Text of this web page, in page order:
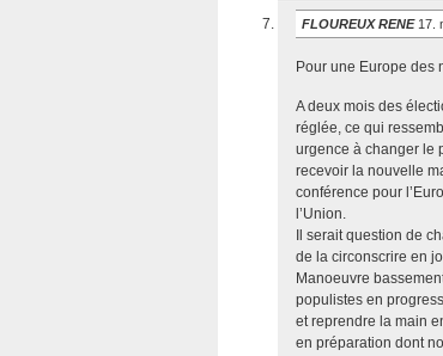
FLOUREUX RENE 17.
Pour une Europe des
A deux mois des
réglée, ce qui
urgence à changer le
recevoir la nouvelle
conférence pour
l’Union.
Il serait question de
de la circonscrire en
Manoeuvre
populistes en
et reprendre la main
en préparation dont